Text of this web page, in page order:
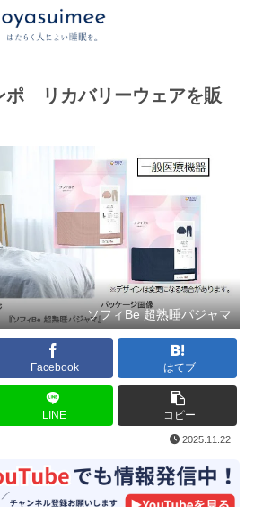
ポ リカバリーウェアを販
ソフィBe 超熟睡パジャマ
Facebook はてブ
LINE コピー
2025.11.22